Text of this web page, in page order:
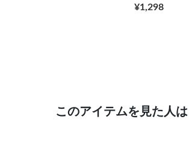
¥1,298
このアイテムを見た人